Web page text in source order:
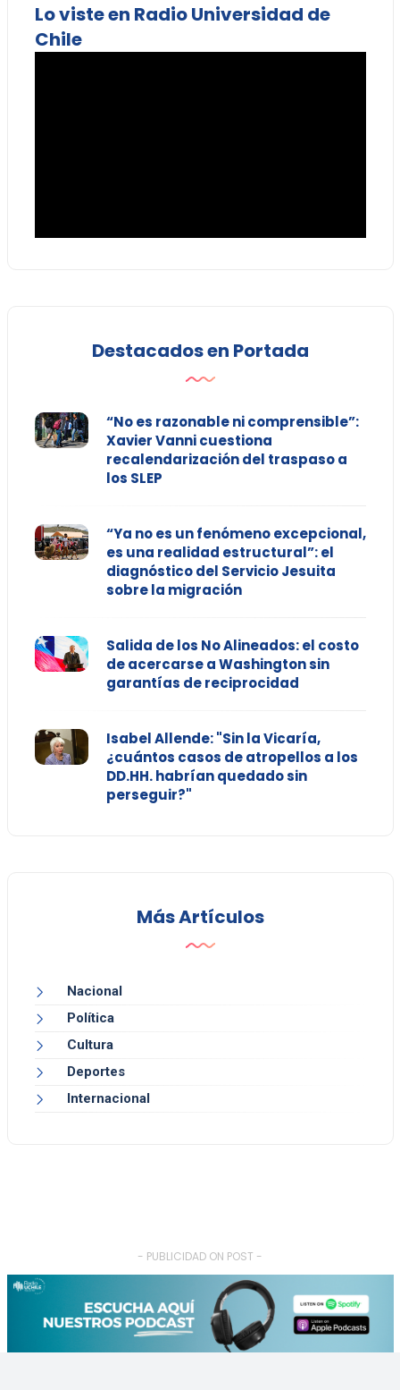
Lo viste en Radio Universidad de
Chile
Destacados en Portada
“No es razonable ni comprensible”:
Xavier Vanni cuestiona
recalendarización del traspaso a
los SLEP
“Ya no es un fenómeno excepcional,
es una realidad estructural”: el
diagnóstico del Servicio Jesuita
sobre la migración
Salida de los No Alineados: el costo
de acercarse a Washington sin
garantías de reciprocidad
Isabel Allende: "Sin la Vicaría,
¿cuántos casos de atropellos a los
DD.HH. habrían quedado sin
perseguir?"
Más Artículos
Nacional
Política
Cultura
Deportes
Internacional
- PUBLICIDAD ON POST -